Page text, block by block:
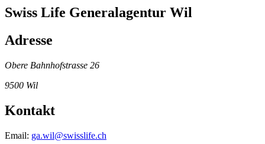
Swiss Life Generalagentur Wil
Adresse
Obere Bahnhofstrasse 26
9500 Wil
Kontakt
Email: ga.wil@swisslife.ch